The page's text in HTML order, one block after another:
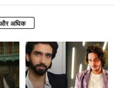
अधिक